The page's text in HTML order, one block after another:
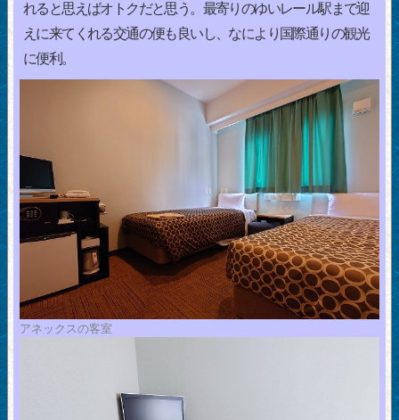
れると思えばオトクだと思う。最寄りのゆいレール駅まで迎
えに来てくれる交通の便も良いし、なにより国際通りの観光
に便利。
アネックスの客室